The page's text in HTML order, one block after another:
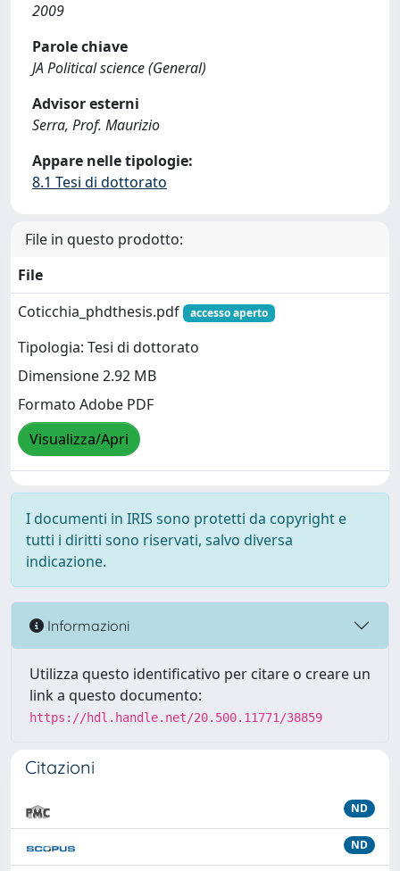
2009
Parole chiave
JA Political science (General)
Advisor esterni
Serra, Prof. Maurizio
Appare nelle tipologie:
8.1 Tesi di dottorato
File in questo prodotto:
File
Coticchia_phdthesis.pdf
accesso aperto
Tipologia: Tesi di dottorato
Dimensione 2.92 MB
Formato Adobe PDF
Visualizza/Apri
I documenti in IRIS sono protetti da copyright e
tutti i diritti sono riservati, salvo diversa
indicazione.
Informazioni
Utilizza questo identificativo per citare o creare un
link a questo documento:
https://hdl.handle.net/20.500.11771/38859
Citazioni
ND
ND